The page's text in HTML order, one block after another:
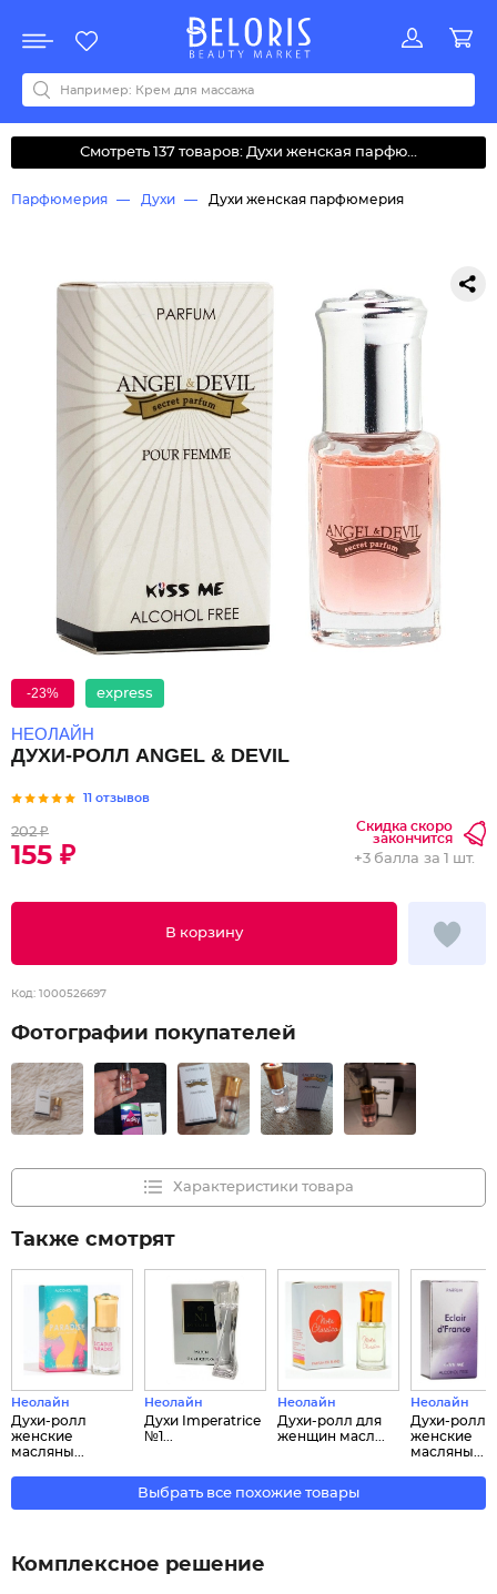
Акции
Все бренды
0-9ABCDEFGHIJKLMNOPQRSTUVWYZАБВДЗИМОКЛНПРСТУФ
Смотреть 137 товаров: Духи женская парфю...
Парфюмерия Духи Духи женская парфюмерия
-23% express
НЕОЛАЙН
ДУХИ-РОЛЛ ANGEL & DEVIL
11 отзывов
202 ₽
155 ₽
Скидка скоро
закончится
В корзину
+3 балла за 1 шт.
Код: 1000526697
Фотографии покупателей
Характеристики товара
Также смотрят
Неолайн
Духи-ролл
женские
масляны...
Неолайн
Духи Imperatrice
№1...
Неолайн
Духи-ролл для
женщин масл...
Неолайн
Духи-ролл
женские
масляны...
Выбрать все похожие товары
Комплексное решение